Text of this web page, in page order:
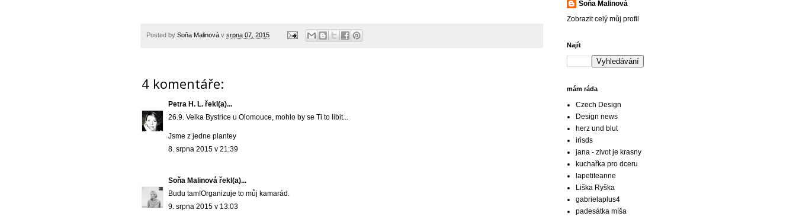
Posted by Soňa Malinová v srpna 07, 2015
4 komentáře:
Petra H. L. řekl(a)...
26.9. Velka Bystrice u Olomouce, mohlo by se Ti to libit...
Jsme z jedne plantey
8. srpna 2015 v 21:39
Soňa Malinová řekl(a)...
Budu tam!Organizuje to můj kamarád.
9. srpna 2015 v 13:03
Soňa Malinová
Zobrazit celý můj profil
Najít
mám ráda
Czech Design
Design news
herz und blut
irisds
jana - zivot je krasny
kuchařka pro dceru
lapetiteanne
Liška Ryška
gabrielaplus4
padesátka míša